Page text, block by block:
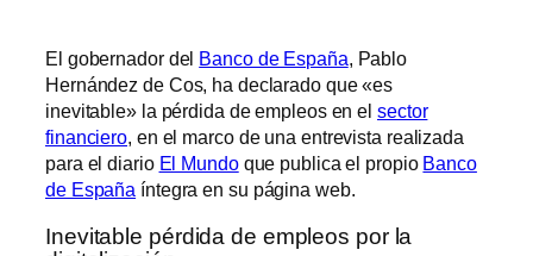
El gobernador del Banco de España, Pablo
Hernández de Cos, ha declarado que «es
inevitable» la pérdida de empleos en el sector
financiero, en el marco de una entrevista realizada
para el diario El Mundoque publica el propio Banco
de España íntegra en su página web.
Inevitable pérdida de empleos por la